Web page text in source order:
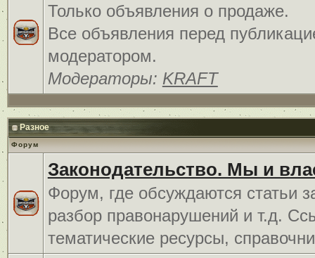
Только объявления о продаже.
Все объявления перед
модератором.
Модераторы: KRAFT
Разное
Форум
Законодательство. Мы и
Форум, где обсуждаются статьи
разбор правонарушений и т.д.
тематические ресурсы,